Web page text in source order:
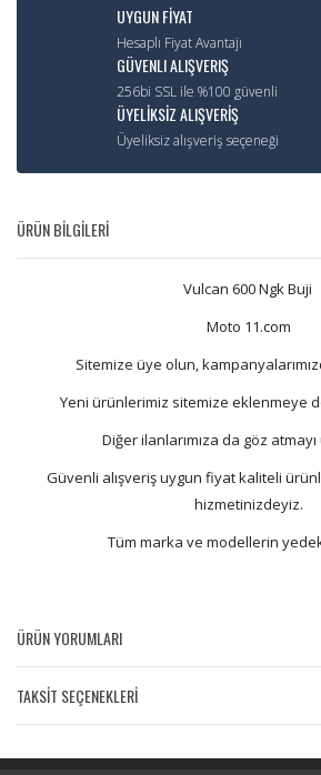
UYGUN FİYAT
Hesaplı Fiyat Avantajı
GÜVENLI ALIŞVERIŞ
256bi SSL ile %100 güvenli
ÜYELİKSİZ ALIŞVERİŞ
Üyeliksiz alışveriş seçeneği
ÜRÜN BİLGİLERİ
Vulcan 600 Ngk Buji
Moto 11.com
Sitemize üye olun,
Yeni ürünlerimiz sitemize eklenmeye
Diğer ilanlarımıza da göz
Güvenli alışveriş uygun fiyat kaliteli
hizmetinizdeyiz.
Tüm marka ve modellerin
ÜRÜN YORUMLARI
TAKSİT SEÇENEKLERİ